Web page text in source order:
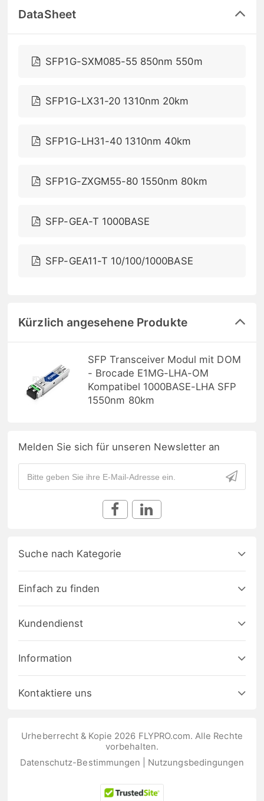
DataSheet
SFP1G-SXM085-55 850nm 550m
SFP1G-LX31-20 1310nm 20km
SFP1G-LH31-40 1310nm 40km
SFP1G-ZXGM55-80 1550nm 80km
SFP-GEA-T 1000BASE
SFP-GEA11-T 10/100/1000BASE
Kürzlich angesehene Produkte
SFP Transceiver Modul mit DOM
- Brocade E1MG-LHA-OM
Kompatibel 1000BASE-LHA SFP
1550nm 80km
Melden Sie sich für unseren Newsletter an
Suche nach Kategorie
Einfach zu finden
Kundendienst
Information
Kontaktiere uns
Urheberrecht & Kopie 2026 FLYPRO.com. Alle Rechte
vorbehalten.
Datenschutz-Bestimmungen
Nutzungsbedingungen